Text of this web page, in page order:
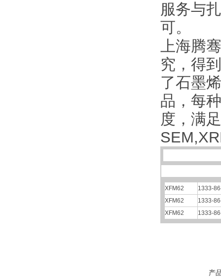
服务与
可。
上海腾
究，得
了石墨
品，每
度，满
XFM62
1333-
XFM62
1333-
XFM62
1333-
产